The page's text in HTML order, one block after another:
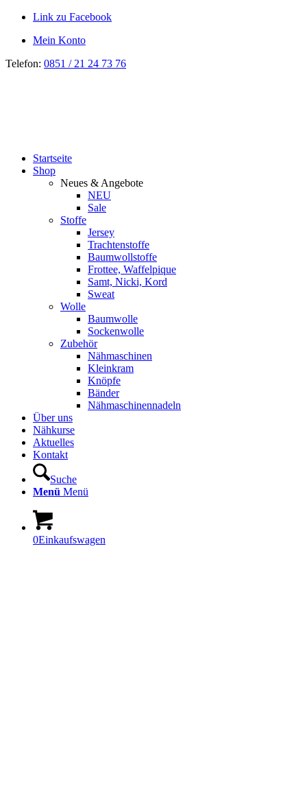
Link zu Facebook
Mein Konto
Telefon: 0851 / 21 24 73 76
Startseite
Shop
Neues & Angebote
NEU
Sale
Stoffe
Jersey
Trachtenstoffe
Baumwollstoffe
Frottee, Waffelpique
Samt, Nicki, Kord
Sweat
Wolle
Baumwolle
Sockenwolle
Zubehör
Nähmaschinen
Kleinkram
Knöpfe
Bänder
Nähmaschinennadeln
Über uns
Nähkurse
Aktuelles
Kontakt
Suche
Menü Menü
0Einkaufswagen